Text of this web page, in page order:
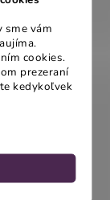
sme vám
cookies.
prezeraní
kedykoľvek